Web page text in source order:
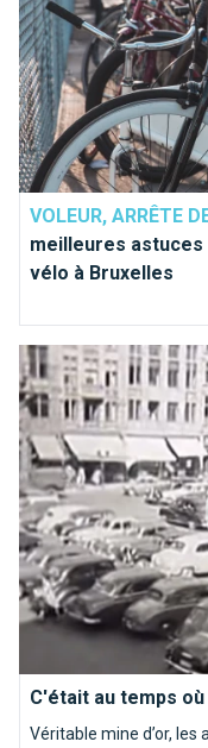
VOLEUR, ARRÊTE
meilleures
vélo à Bruxelles
C'était au temps
Véritable mine d’or,
C'était au temps où